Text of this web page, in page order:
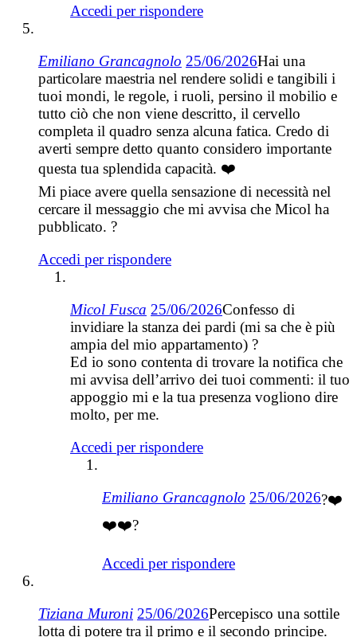
Accedi per rispondere
Emiliano Grancagnolo 25/06/2026Hai una
particolare maestria nel rendere solidi e tangibili i
tuoi mondi, le regole, i ruoli, persino il mobilio e
tutto ciò che non viene descritto, il cervello
completa il quadro senza alcuna fatica. Credo di
averti sempre detto quanto considero importante
questa tua splendida capacità. ❤️
Mi piace avere quella sensazione di necessità nel
cercare il messaggio che mi avvisa che Micol ha
pubblicato. ?
Accedi per rispondere
Micol Fusca 25/06/2026Confesso di
invidiare la stanza dei pardi (mi sa che è più
ampia del mio appartamento) ?
Ed io sono contenta di trovare la notifica che
mi avvisa dell’arrivo dei tuoi commenti: il tuo
appoggio mi e la tua presenza vogliono dire
molto, per me.
Accedi per rispondere
Emiliano Grancagnolo 25/06/2026?❤️
❤️❤️?
Accedi per rispondere
Tiziana Muroni 25/06/2026Percepisco una sottile
lotta di potere tra il primo e il secondo principe.